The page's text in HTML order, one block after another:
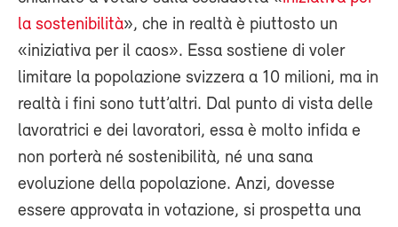
la sostenibilità», che in realtà è piuttosto un
«iniziativa per il caos». Essa sostiene di voler
limitare la popolazione svizzera a 10 milioni, ma in
realtà i fini sono tutt’altri. Dal punto di vista delle
lavoratrici e dei lavoratori, essa è molto infida e
non porterà né sostenibilità, né una sana
evoluzione della popolazione. Anzi, dovesse
essere approvata in votazione, si prospetta una